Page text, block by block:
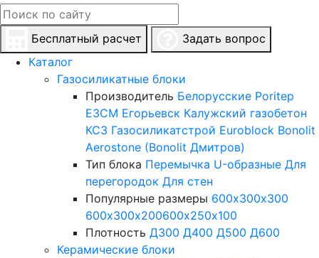
Бесплатный расчет
Задать вопрос
Каталог
Газосиликатные блоки
Производитель Белорусские Poritep
ЕЗСМ Егорьевск Калужский газобетон
КСЗ Газосиликатстрой Euroblock Bonolit
Aerostone (Bonolit Дмитров)
Тип блока Перемычка U-образные Для
перегородок Для стен
Популярные размеры 600х300х300
600х300х200600х250х100
Плотность Д300 Д400 Д500 Д600
Керамические блоки